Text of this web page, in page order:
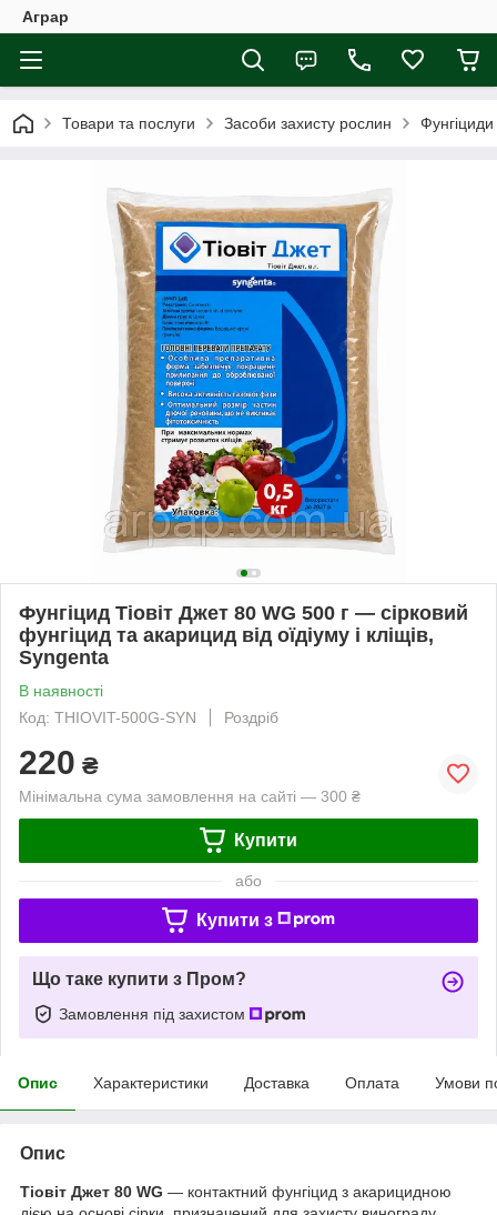
Аграр
Товари та послуги Засоби захисту рослин Фунгіциди
Фунгіцид Тіовіт Джет 80 WG 500 г — сірковий
фунгіцид та акарицид від оїдіуму і кліщів,
Syngenta
В наявності
Код: THIOVIT-500G-SYN
Роздріб
220 ₴
Мінімальна сума замовлення на сайті — 300 ₴
Купити
або
Купити з
Що таке купити з Пром?
Замовлення під захистом
Опис Характеристики Доставка Оплата Умови
Опис
Тіовіт Джет 80 WG — контактний фунгіцид з акарицидною